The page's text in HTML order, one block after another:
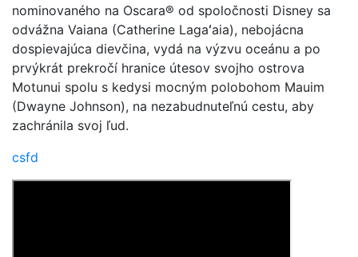
nominovaného na Oscara® od spoločnosti Disney sa
odvážna Vaiana (Catherine Lagaʻaia), nebojácna
dospievajúca dievčina, vydá na výzvu oceánu a po
prvýkrát prekročí hranice útesov svojho ostrova
Motunui spolu s kedysi mocným polobohom Mauim
(Dwayne Johnson), na nezabudnuteľnú cestu, aby
zachránila svoj ľud.
csfd